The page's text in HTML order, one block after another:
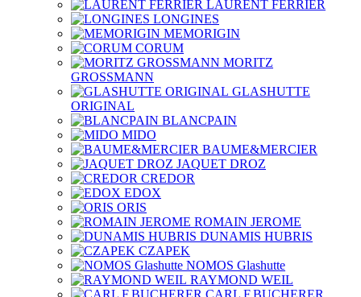
LAURENT FERRIER
LONGINES
MEMORIGIN
CORUM
MORITZ
GROSSMANN
GLASHUTTE
ORIGINAL
BLANCPAIN
MIDO
BAUME&MERCIER
JAQUET DROZ
CREDOR
EDOX
ORIS
ROMAIN JEROME
DUNAMIS HUBRIS
CZAPEK
NOMOS Glashutte
RAYMOND WEIL
CARL F.BUCHERER